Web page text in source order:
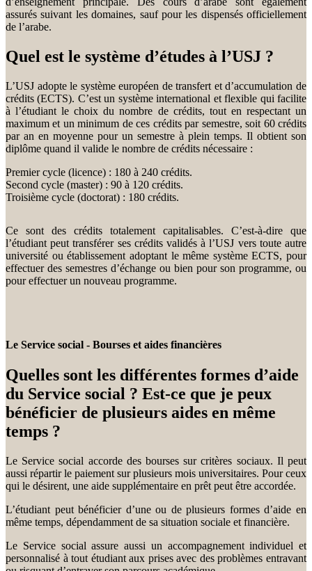
assurés suivant les domaines, sauf pour les dispensés officiellement
de l’arabe.
Quel est le système d’études à l’USJ ?
L’USJ adopte le système européen de transfert et d’accumulation de
crédits (ECTS). C’est un système international et flexible qui facilite
à l’étudiant le choix du nombre de crédits, tout en respectant un
maximum et un minimum de ces crédits par semestre, soit 60 crédits
par an en moyenne pour un semestre à plein temps. Il obtient son
diplôme quand il valide le nombre de crédits nécessaire :
Premier cycle (licence) : 180 à 240 crédits.
Second cycle (master) : 90 à 120 crédits.
Troisième cycle (doctorat) : 180 crédits.
Ce sont des crédits totalement capitalisables. C’est-à-dire que
l’étudiant peut transférer ses crédits validés à l’USJ vers toute autre
université ou établissement adoptant le même système ECTS, pour
effectuer des semestres d’échange ou bien pour son programme, ou
pour effectuer un nouveau programme.
Le Service social - Bourses et aides financières
Quelles sont les différentes formes d’aide
du Service social ? Est-ce que je peux
bénéficier de plusieurs aides en même
temps ?
Le Service social accorde des bourses sur critères sociaux. Il peut
aussi répartir le paiement sur plusieurs mois universitaires. Pour ceux
qui le désirent, une aide supplémentaire en prêt peut être accordée.
L’étudiant peut bénéficier d’une ou de plusieurs formes d’aide en
même temps, dépendamment de sa situation sociale et financière.
Le Service social assure aussi un accompagnement individuel et
personnalisé à tout étudiant aux prises avec des problèmes entravant